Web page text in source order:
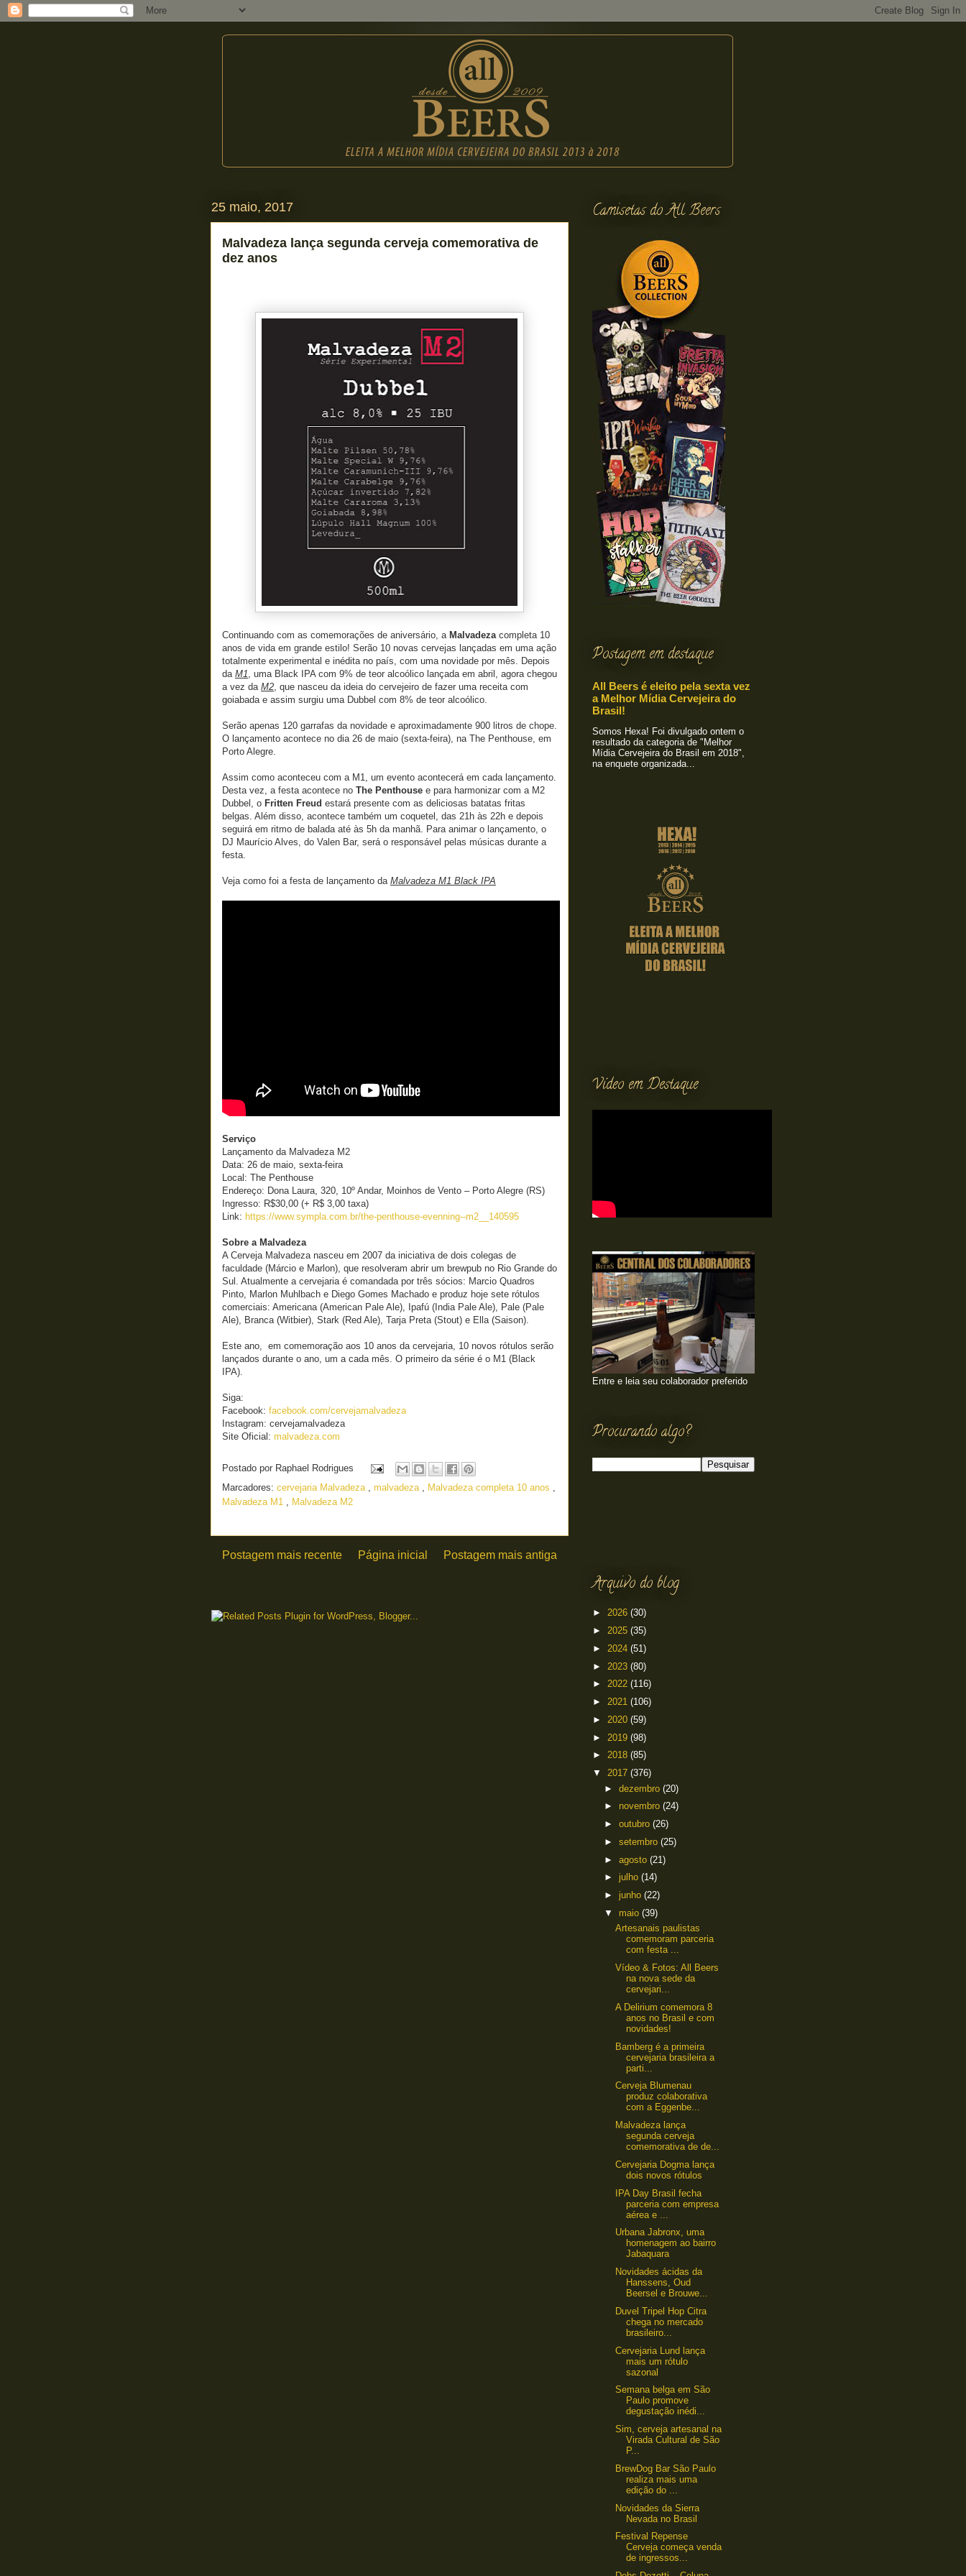
25 maio, 2017
Malvadeza lança segunda cerveja comemorativa de
dez anos
Continuando com as comemorações de aniversário, a Malvadezacompleta 10
anos de vida em grande estilo! Serão 10 novas cervejas lançadas em uma ação
totalmente experimental e inédita no país, com uma novidade por mês. Depois
da M1, uma Black IPA com 9% de teor alcoólico lançada em abril, agora chegou
a vez da M2, que nasceu da ideia do cervejeiro de fazer uma receita com
goiabada e assim surgiu uma Dubbel com 8% de teor alcoólico.
Serão apenas 120 garrafas da novidade e aproximadamente 900 litros de chope.
O lançamento acontece no dia 26 de maio (sexta-feira), na The Penthouse, em
Porto Alegre.
Assim como aconteceu com a M1, um evento acontecerá em cada lançamento.
Desta vez, a festa acontece no The Penthouse e para harmonizar com a M2
Dubbel, o Fritten Freud estará presente com as deliciosas batatas fritas
belgas. Além disso, acontece também um coquetel, das 21h às 22h e depois
seguirá em ritmo de balada até às 5h da manhã. Para animar o lançamento, o
DJ Maurício Alves, do Valen Bar, será o responsável pelas músicas durante a
festa.
Veja como foi a festa de lançamento da Malvadeza M1 Black IPA
Serviço
Lançamento da Malvadeza M2
Data: 26 de maio, sexta-feira
Local: The Penthouse
Endereço: Dona Laura, 320, 10º Andar, Moinhos de Vento – Porto Alegre (RS)
Ingresso: R$30,00 (+ R$ 3,00 taxa)
Link: https://www.sympla.com.br/the-penthouse-evenning--m2__140595
Sobre a Malvadeza
A Cerveja Malvadeza nasceu em 2007 da iniciativa de dois colegas de
faculdade (Márcio e Marlon), que resolveram abrir um brewpub no Rio Grande do
Sul. Atualmente a cervejaria é comandada por três sócios: Marcio Quadros
Pinto, Marlon Muhlbach e Diego Gomes Machado e produz hoje sete rótulos
comerciais: Americana (American Pale Ale), Ipafú (India Pale Ale), Pale (Pale
Ale), Branca (Witbier), Stark (Red Ale), Tarja Preta (Stout) e Ella (Saison).
Este ano, em comemoração aos 10 anos da cervejaria, 10 novos rótulos serão
lançados durante o ano, um a cada mês. O primeiro da série é o M1 (Black
IPA).
Siga:
Facebook: facebook.com/cervejamalvadeza
Instagram: cervejamalvadeza
Site Oficial: malvadeza.com
Postado por Raphael Rodrigues
Marcadores: cervejaria Malvadeza , malvadeza , Malvadeza completa 10 anos ,
Malvadeza M1 , Malvadeza M2
Postagem mais recente Postagem mais antiga
Página inicial
Camisetas do All Beers
Postagem em destaque
All Beers é eleito pela sexta vez
a Melhor Mídia Cervejeira do
Brasil!
Somos Hexa! Foi divulgado ontem o
resultado da categoria de "Melhor
Mídia Cervejeira do Brasil em 2018",
na enquete organizada...
Vídeo em Destaque
Entre e leia seu colaborador preferido
Procurando algo?
Arquivo do blog
► 2026 (30)
► 2025 (35)
► 2024 (51)
► 2023 (80)
► 2022 (116)
► 2021 (106)
► 2020 (59)
► 2019 (98)
► 2018 (85)
▼ 2017 (376)
► dezembro (20)
► novembro (24)
► outubro (26)
► setembro (25)
► agosto (21)
► julho (14)
► junho (22)
▼ maio (39)
Artesanais paulistas
comemoram parceria
com festa ...
Vídeo & Fotos: All Beers
na nova sede da
cervejari...
A Delirium comemora 8
anos no Brasil e com
novidades!
Bamberg é a primeira
cervejaria brasileira a
parti...
Cerveja Blumenau
produz colaborativa
com a Eggenbe...
Malvadeza lança
segunda cerveja
comemorativa de de...
Cervejaria Dogma lança
dois novos rótulos
IPA Day Brasil fecha
parceria com empresa
aérea e ...
Urbana Jabronx, uma
homenagem ao bairro
Jabaquara
Novidades ácidas da
Hanssens, Oud
Beersel e Brouwe...
Duvel Tripel Hop Citra
chega no mercado
brasileiro...
Cervejaria Lund lança
mais um rótulo
sazonal
Semana belga em São
Paulo promove
degustação inédi...
Sim, cerveja artesanal na
Virada Cultural de São
P...
​BrewDog Bar São Paulo
realiza mais uma
edição do ...
Novidades da Sierra
Nevada no Brasil
Festival Repense
Cerveja começa venda
de ingressos...